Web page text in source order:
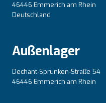
46446 Emmerich am Rhein
Deutschland
Außenlager
Dechant-Sprünken-Straße 54
46446 Emmerich am Rhein